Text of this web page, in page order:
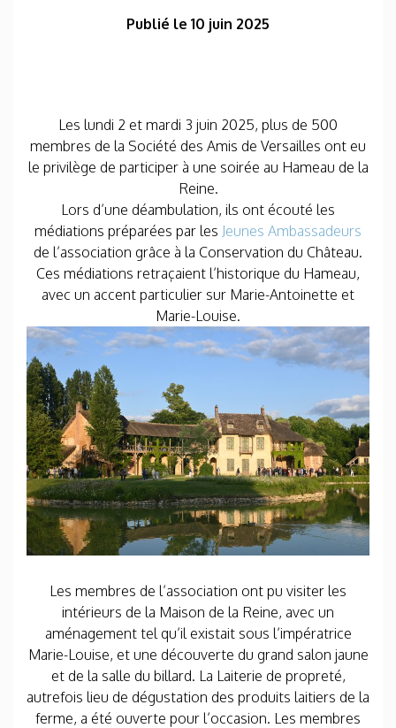
Publié le 10 juin 2025
Les lundi 2 et mardi 3 juin 2025, plus de 500
membres de la Société des Amis de Versailles ont eu
le privilège de participer à une soirée au Hameau de la
Reine.
Lors d’une déambulation, ils ont écouté les
médiations préparées par les Jeunes Ambassadeurs
de l’association grâce à la Conservation du Château.
Ces médiations retraçaient l’historique du Hameau,
avec un accent particulier sur Marie-Antoinette et
Marie-Louise.
Les membres de l’association ont pu visiter les
intérieurs de la Maison de la Reine, avec un
aménagement tel qu’il existait sous l’impératrice
Marie-Louise, et une découverte du grand salon jaune
et de la salle du billard. La Laiterie de propreté,
autrefois lieu de dégustation des produits laitiers de la
ferme, a été ouverte pour l’occasion. Les membres